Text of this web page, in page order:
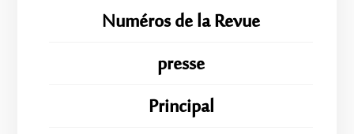
Numéros de la Revue
presse
Principal